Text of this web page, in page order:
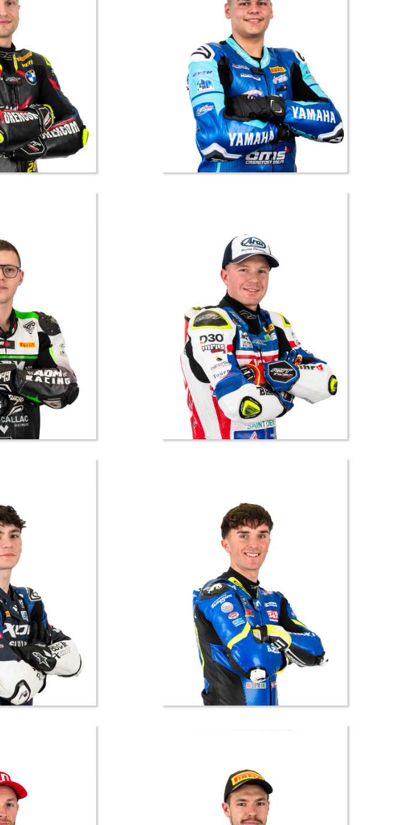
36 //
Tony
GUERRERO
42 //
Noan
VASTA
72 //
Mathias
MICHAUD